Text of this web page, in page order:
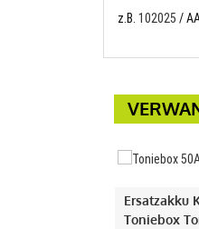
z.B. 102025 /
Ersatzakku
Toniebox